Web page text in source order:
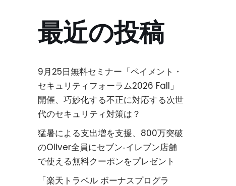
最近の投稿
9月25日無料セミナー「ペイメント・
セキュリティフォーラム2026 Fall」
開催、巧妙化する不正に対応する次世
代のセキュリティ対策は？
猛暑による支出増を支援、800万突破
のOliver全員にセブン‐イレブン店舗
で使える無料クーポンをプレゼント
「楽天トラベル ボーナスプログラ